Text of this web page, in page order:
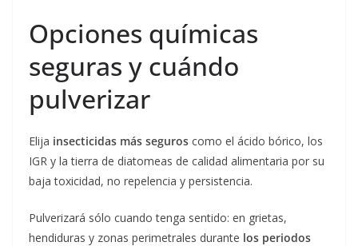
Opciones químicas
seguras y cuándo
pulverizar
Elija insecticidas más seguros como el ácido bórico, los
IGR y la tierra de diatomeas de calidad alimentaria por su
baja toxicidad, no repelencia y persistencia.
Pulverizará sólo cuando tenga sentido: en grietas,
hendiduras y zonas perimetrales durante los periodos